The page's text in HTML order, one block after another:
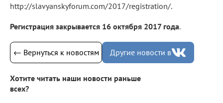
http://slavyanskyforum.com/2017/registration/.
Регистрация закрывается 16 октября 2017 года.
← Вернуться к новостям Другие новости в
Хотите читать наши новости раньше
всех?